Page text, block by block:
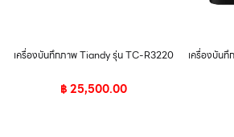
เครื่องบันทึกภาพ Tiandy รุ่น TC-R3220
฿25,500.00
เครื่องบัน